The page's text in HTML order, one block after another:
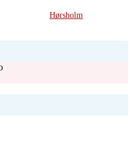
Hørsholm